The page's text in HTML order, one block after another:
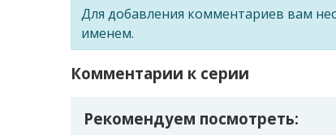
Для добавления комментариев вам
именем.
Комментарии к серии
Рекомендуем посмотреть: